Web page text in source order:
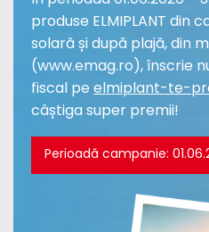
produse ELMIPLANT din
solară și după plajă, din
(www.emag.ro), înscrie
fiscal pe elmiplant-te-
câștiga super premii!
Perioadă campanie: